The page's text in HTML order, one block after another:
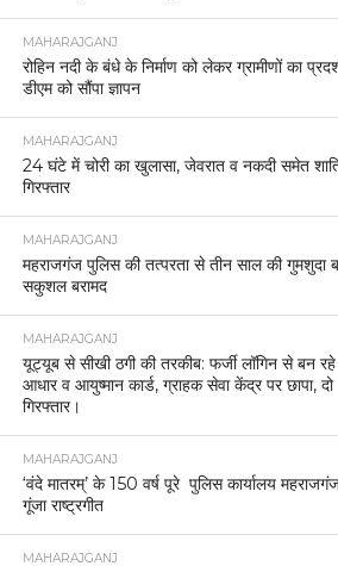
MAHARAJGANJ
रोहिन नदी के बंधे के निर्माण को लेकर ग्रामीणों का
डीएम को सौंपा ज्ञापन
MAHARAJGANJ
24 घंटे में चोरी का खुलासा, जेवरात व नकदी समेत
गिरफ्तार
MAHARAJGANJ
महराजगंज पुलिस की तत्परता से तीन साल की गुमशुदा
सकुशल बरामद
MAHARAJGANJ
यूट्यूब से सीखी ठगी की तरकीब: फर्जी लॉगिन से बन
आधार व आयुष्मान कार्ड, ग्राहक सेवा केंद्र पर छापा, दो
गिरफ्तार।
MAHARAJGANJ
‘वंदे मातरम्’ के 150 वर्ष पूरे पुलिस कार्यालय
गूंजा राष्ट्रगीत
MAHARAJGANJ